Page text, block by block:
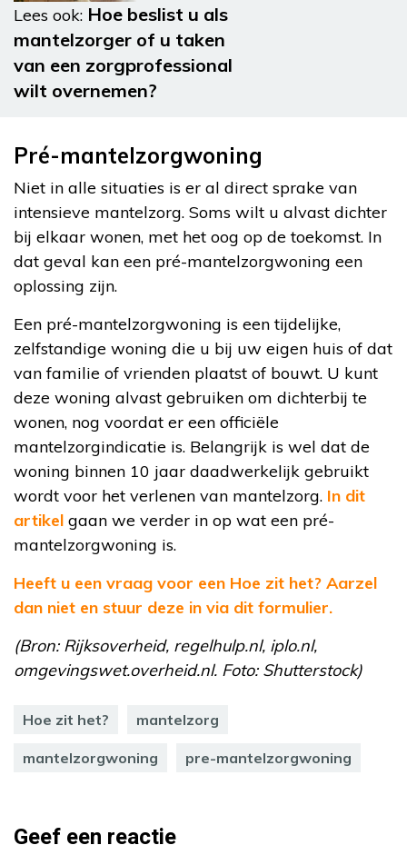
Lees ook: Hoe beslist u als
mantelzorger of u taken
van een zorgprofessional
wilt overnemen?
Pré-mantelzorgwoning
Niet in alle situaties is er al direct sprake van
intensieve mantelzorg. Soms wilt u alvast dichter
bij elkaar wonen, met het oog op de toekomst. In
dat geval kan een pré-mantelzorgwoning een
oplossing zijn.
Een pré-mantelzorgwoning is een tijdelijke,
zelfstandige woning die u bij uw eigen huis of dat
van familie of vrienden plaatst of bouwt. U kunt
deze woning alvast gebruiken om dichterbij te
wonen, nog voordat er een officiële
mantelzorgindicatie is. Belangrijk is wel dat de
woning binnen 10 jaar daadwerkelijk gebruikt
wordt voor het verlenen van mantelzorg. In dit
artikel gaan we verder in op wat een pré-
mantelzorgwoning is.
Heeft u een vraag voor een Hoe zit het? Aarzel
dan niet en stuur deze in via dit formulier.
(Bron: Rijksoverheid, regelhulp.nl, iplo.nl,
omgevingswet.overheid.nl. Foto: Shutterstock)
Hoe zit het? mantelzorg
mantelzorgwoning pre-mantelzorgwoning
Geef een reactie